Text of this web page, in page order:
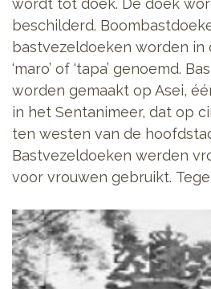
beschilderd.
bastvezeldoeken worden in
‘maro’ of ‘tapa’ genoemd.
worden gemaakt op Asei,
in het Sentanimeer, dat op
ten westen van de
Bastvezeldoeken werden
voor vrouwen gebruikt.